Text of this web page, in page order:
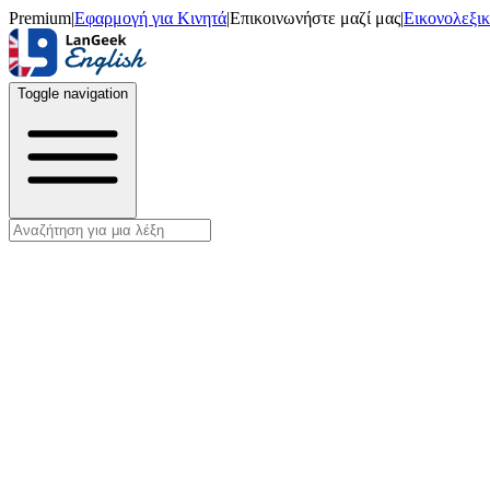
Premium|Εφαρμογή για Κινητά|Επικοινωνήστε μαζί μας|
Toggle navigation